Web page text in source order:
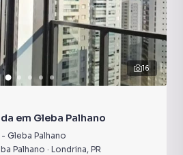
16
em Gleba Palhano
- Gleba Palhano
Palhano · Londrina, PR